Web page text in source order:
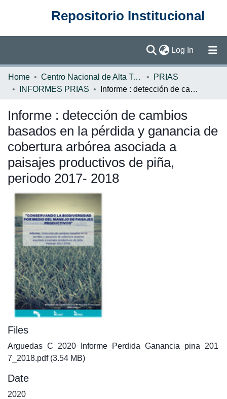
Repositorio Institucional
Log In (current)
Communities & Collections
Statistics
Home Centro Nacional de Alta Tecnología (CENAT)
PRIAS
INFORMES PRIAS
Informe : detección de cambios basados en la pérdida y ganancia de cobertura arbórea asociada a paisajes productivos de piña, periodo 2017- 2018
Informe : detección de cambios
basados en la pérdida y ganancia de
cobertura arbórea asociada a
paisajes productivos de piña,
periodo 2017- 2018
Files
Arguedas_C_2020_Informe_Perdida_Ganancia_pina_201
7_2018.pdf(3.54 MB)
Date
2020